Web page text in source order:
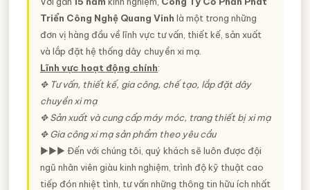
Triển Công Nghệ Quang Vinh là một trong những
đơn vị hàng đầu về lĩnh vực tư vấn, thiết kế, sản xuất
và lắp đặt hệ thống dây chuyền xi mạ.
Lĩnh vực hoạt động chính:
✥ Tư vấn, thiết kế, gia công, chế tạo, lắp đặt dây
chuyền xi mạ
✥ Sản xuất và cung cấp máy móc, trang thiết bị xi mạ
✥ Gia công xi mạ sản phẩm theo yêu cầu
►►► Đến với chúng tôi, quý khách sẽ luôn được đội
ngũ nhân viên giàu kinh nghiệm, trình độ kỹ thuật cao
tiếp đón nhiệt tình, tư vấn những thông tin hữu ích nhất